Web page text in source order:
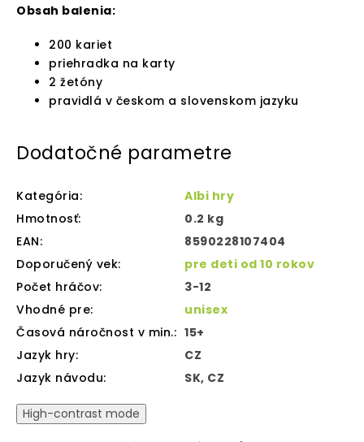
Obsah balenia:
200 kariet
priehradka na karty
2 žetóny
pravidlá v českom a slovenskom jazyku
Dodatočné parametre
Kategória:
Albi hry
Hmotnosť:
0.2 kg
EAN:
8590228107404
Doporučený vek:
pre deti od 10 rokov
Počet hráčov:
3-12
Vhodné pre:
unisex
Časová náročnost v min.: 15+
Jazyk hry:
CZ
Jazyk návodu: SK, CZ
High-contrast mode